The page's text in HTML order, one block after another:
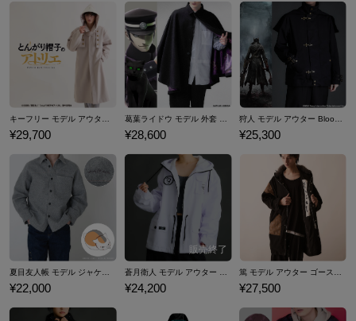
¥29,700 ¥28,600 ¥25,300
¥22,000 ¥24,200 ¥27,500